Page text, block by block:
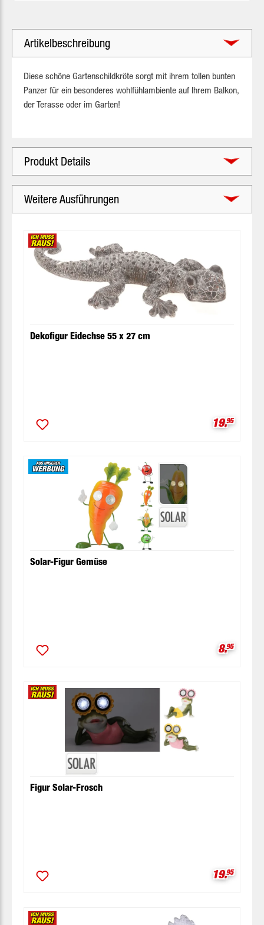
Artikelbeschreibung
Diese schöne Gartenschildkröte sorgt mit ihrem tollen bunten
Panzer für ein besonderes wohlfühlambiente auf Ihrem Balkon,
der Terasse oder im Garten!
Produkt Details
Weitere Ausführungen
Dekofigur Eidechse 55 x 27 cm
19.95
Solar-Figur Gemüse
8.95
Figur Solar-Frosch
19.95